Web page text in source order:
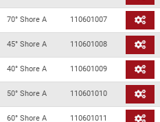
70° Shore A 110601007
45° Shore A 110601008
40° Shore A 110601009
50° Shore A 110601010
60° Shore A 110601011